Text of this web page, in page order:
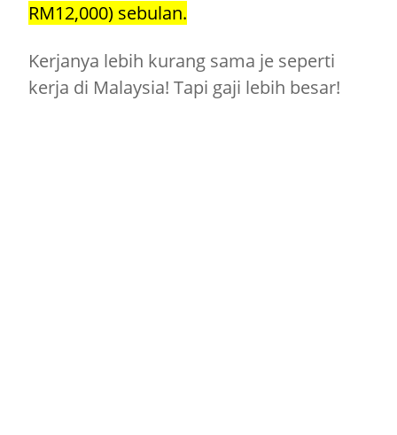
RM12,000) sebulan.
Kerjanya lebih kurang sama je seperti
kerja di Malaysia! Tapi gaji lebih besar!